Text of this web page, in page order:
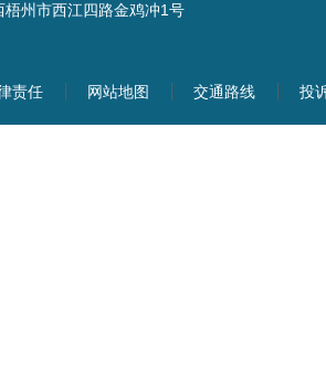
梧州市西江四路金鸡冲1号
责任 网站地图 交通路线 投